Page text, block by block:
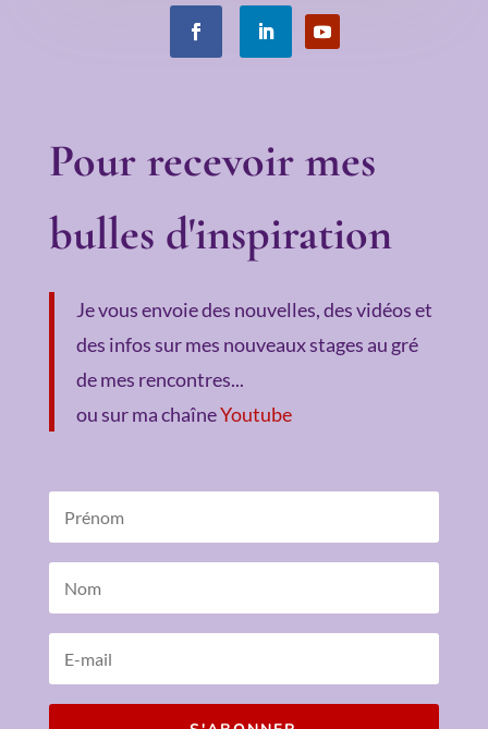
Pour recevoir mes
bulles d'inspiration
Je vous envoie des nouvelles, des vidéos et
des infos sur mes nouveaux stages au gré
de mes rencontres...
ou sur ma chaîneYoutube